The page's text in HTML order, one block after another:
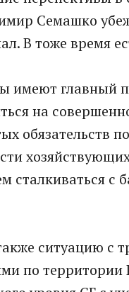
Семашко
В тоже время
имеют главный
на
обязательств
сталкиваться с
ситуацию с
по